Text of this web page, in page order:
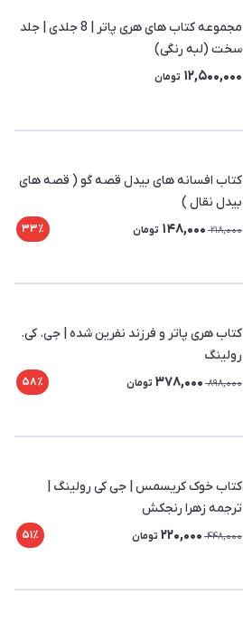
مجموعه کتاب های هری پاتر | 8 جلدی | جلد
سخت (لبه رنگی)
12,500,000 تومان
کتاب افسانه های بیدل قصه گو ( قصه های
بیدل نقال )
218,000
148,000 تومان 33٪
کتاب هری پاتر و فرزند نفرین شده | جی. کی.
رولینگ
898,000
378,000 تومان 58٪
کتاب خوک کریسمس | جی کی رولینگ |
ترجمه زهرا رنجکش
448,000
220,000 تومان 51٪